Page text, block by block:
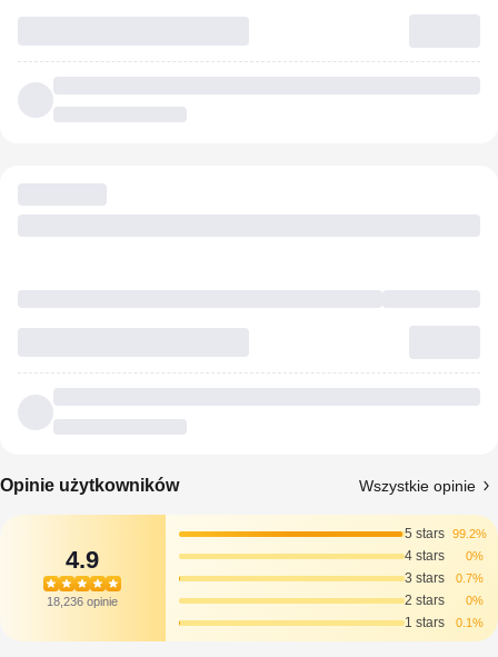
Opinie użytkowników Wszystkie opinie
4.9
18,236 opinie
5 stars 99.2%
4 stars 0%
3 stars 0.7%
2 stars 0%
1 stars 0.1%